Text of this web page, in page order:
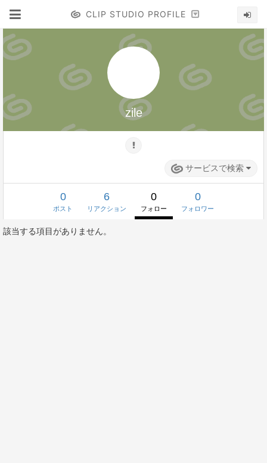
CLIP STUDIO PROFILE
zile
サービスで検索
0
ポスト
6
リアクション
0
フォロー
0
フォロワー
該当する項目がありません。